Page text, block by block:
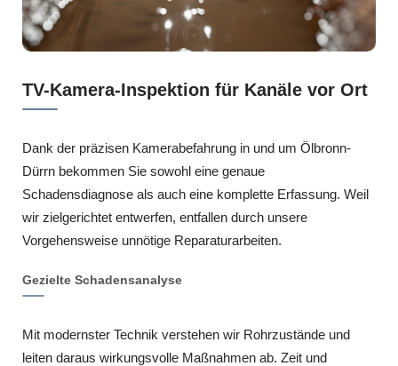
TV-Kamera-Inspektion für Kanäle vor Ort
Dank der präzisen Kamerabefahrung in und um Ölbronn-
Dürrn bekommen Sie sowohl eine genaue
Schadensdiagnose als auch eine komplette Erfassung. Weil
wir zielgerichtet entwerfen, entfallen durch unsere
Vorgehensweise unnötige Reparaturarbeiten.
Gezielte Schadensanalyse
Mit modernster Technik verstehen wir Rohrzustände und
leiten daraus wirkungsvolle Maßnahmen ab. Zeit und